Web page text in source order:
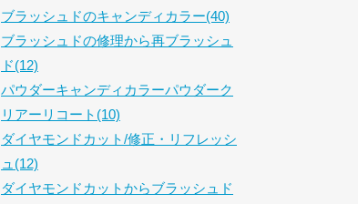
ブラッシュドのキャンディカラー(40)
ブラッシュドの修理から再ブラッシュ
ド(12)
パウダーキャンディカラーパウダーク
リアーリコート(10)
ダイヤモンドカット/修正・リフレッシ
ュ(12)
ダイヤモンドカットからブラッシュド